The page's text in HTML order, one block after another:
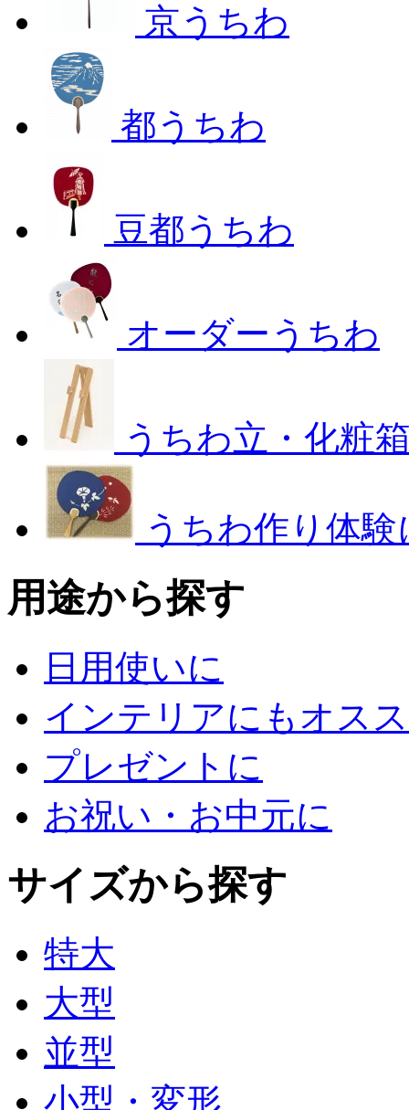
京うちわ
都うちわ
豆都うちわ
オーダーうちわ
うちわ立・化粧
うちわ作り体
用途から探す
日用使いに
インテリアにもオス
プレゼントに
お祝い・お中元に
サイズから探す
特大
大型
並型
小型・変形